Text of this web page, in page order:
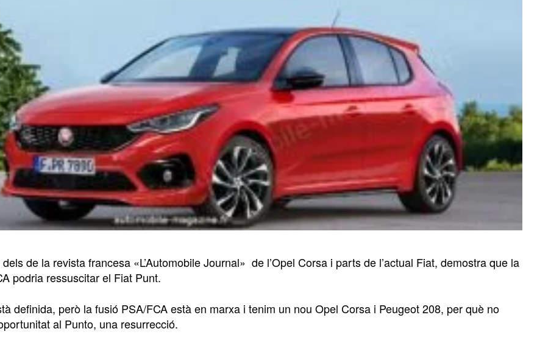
de la revista francesa «L’Automobile Journal» de l’Opel Corsa i parts de l’actual Fiat, demostra que la
podria ressuscitar el Fiat Punt.
definida, però la fusió PSA/FCA està en marxa i tenim un nou Opel Corsa i Peugeot 208, per què no
al Punto, una resurrecció.